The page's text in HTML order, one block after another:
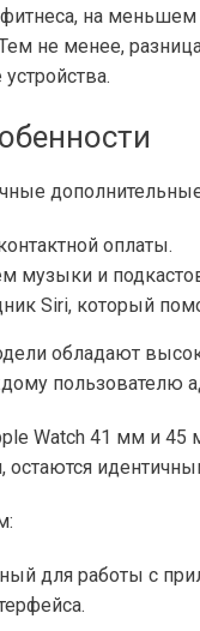
на
не менее,
оплаты.
музыки и
Siri, который
обладают
пользователю
Watch 41 мм и 45
для работы с